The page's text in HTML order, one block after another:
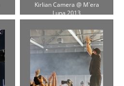
Kirlian Camera @ M`era
Luna 2013